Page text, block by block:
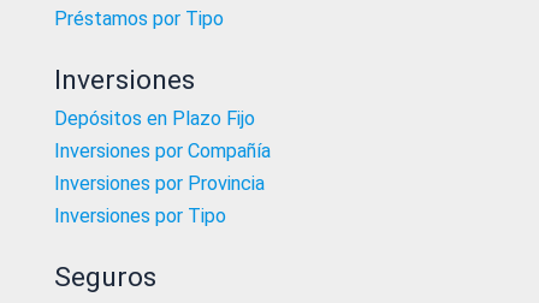
Préstamos por Tipo
Inversiones
Depósitos en Plazo Fijo
Inversiones por Compañía
Inversiones por Provincia
Inversiones por Tipo
Seguros